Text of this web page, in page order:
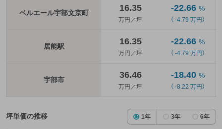
ベルエール宇部文京町 16.35
万円／坪
-22.66 %
（ -4.79 万円）
居能駅 16.35
万円／坪
-22.66 %
（ -4.79 万円）
宇部市 36.46
万円／坪
-18.40 %
（ -8.22 万円）
坪単価の推移 1年 3年 6年